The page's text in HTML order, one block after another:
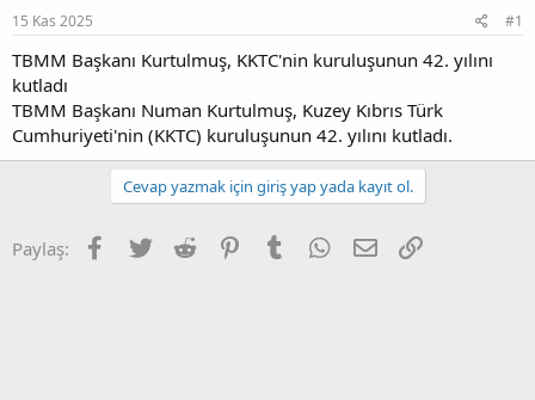
u
b
a
ş
l
a
t
a
g
ı
ç
r
i
h
15 Kas 2025 #1
TBMM Başkanı Kurtulmuş, KKTC'nin kuruluşunun 42. yılını
kutladı
TBMM Başkanı Numan Kurtulmuş, Kuzey Kıbrıs Türk
Cumhuriyeti'nin (KKTC) kuruluşunun 42. yılını kutladı.
Cevap yazmak için giriş yap yada kayıt ol.
Paylaş: Facebook
Twitter Reddit PinterestTumblr WhatsApp
E-posta